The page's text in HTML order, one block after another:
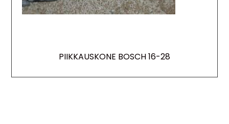
PIIKKAUSKONE BOSCH 16-28